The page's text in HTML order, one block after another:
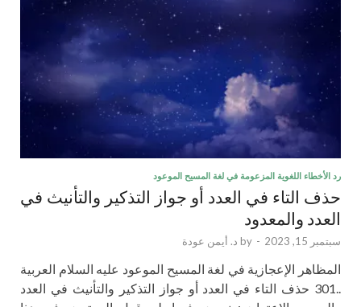
رد الأخطاء اللغوية المزعومة في لغة المسيح الموعود
حذف التاء في العدد أو جواز التذكير والتأنيث في
العدد والمعدود
سبتمبر 15, 2023 -
by د. أيمن عودة
المظاهر الإعجازية في لغة المسيح الموعود عليه السلام العربية
..301 حذف التاء في العدد أو جواز التذكير والتأنيث في العدد